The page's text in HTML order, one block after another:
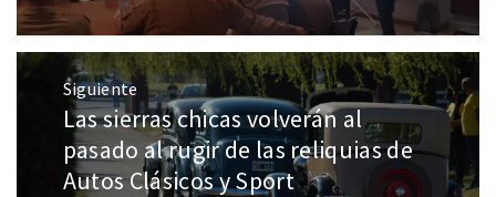
Siguiente
Las sierras chicas volverán al
pasado al rugir de las reliquias de
Autos Clásicos y Sport